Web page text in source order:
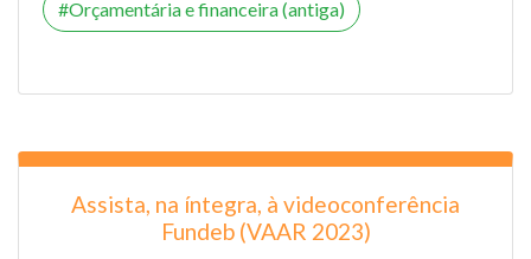
Orçamentária e financeira (antiga)
Assista, na íntegra, à videoconferência
Fundeb (VAAR 2023)